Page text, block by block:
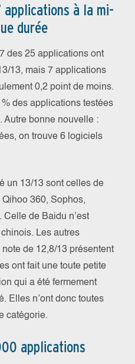
applications à la mi-
durée
des 25 applications ont
13, mais 7 applications
0,2 point de moins.
des applications testées
Autre bonne nouvelle :
on trouve 6 logiciels
un 13/13 sont celles de
360, Sophos,
Celle de Baidu n’est
Les autres
de 12,8/13 présentent
ont fait une toute petite
qui a été fermement
Elles n’ont donc toutes
catégorie.
applications